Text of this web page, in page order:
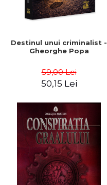
Destinul unui criminalist -
Gheorghe Popa
59,00 Lei
50,15 Lei